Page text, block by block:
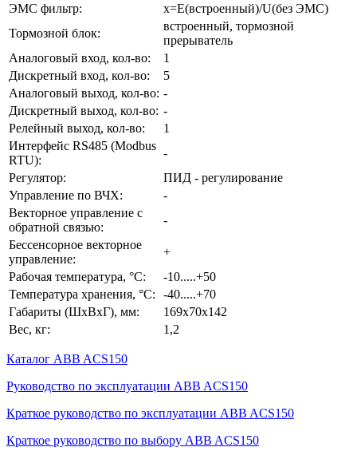
ЭМС фильтр:
x=E(встроенный)/U(без ЭМС)
Тормозной блок:
встроенный, тормозной
прерыватель
Аналоговый вход, кол-во:
1
Дискретный вход, кол-во:
5
Аналоговый выход, кол-во: -
Дискретный выход, кол-во: -
Релейный выход, кол-во:
1
Интерфейс RS485 (Modbus
RTU):
-
Регулятор:
ПИД - регулирование
Управление по ВЧХ:
-
Векторное управление с
обратной связью:
-
Бессенсорное векторное
управление:
+
Рабочая температура, °С:
-10.....+50
Температура хранения, °С:
-40.....+70
Габариты (ШхВхГ), мм:
169x70x142
Вес, кг:
1,2
Каталог ABB ACS150
Руководство по эксплуатации ABB ACS150
Краткое руководство по эксплуатации ABB ACS150
Краткое руководство по выбору ABB ACS150